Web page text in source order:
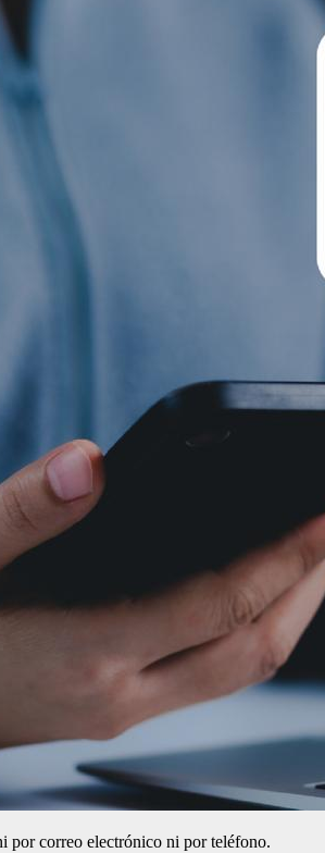
por correo electrónico ni por teléfono.